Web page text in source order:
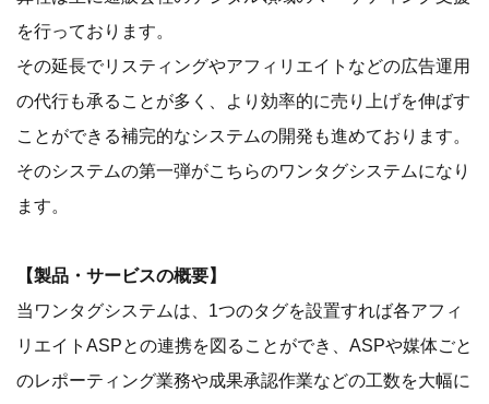
を行っております。
その延長でリスティングやアフィリエイトなどの広告運用
の代行も承ることが多く、より効率的に売り上げを伸ばす
ことができる補完的なシステムの開発も進めております。
そのシステムの第一弾がこちらのワンタグシステムになり
ます。
【製品・サービスの概要】
当ワンタグシステムは、1つのタグを設置すれば各アフィ
リエイトASPとの連携を図ることができ、ASPや媒体ごと
のレポーティング業務や成果承認作業などの工数を大幅に